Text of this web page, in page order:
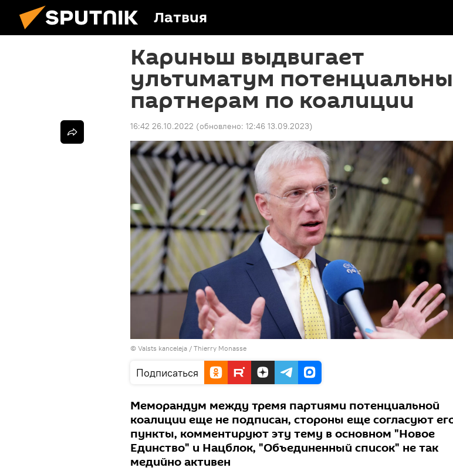
Латвия
Кариньш выдвигает
ультиматум
партнерам по коалиции
16:42 26.10.2022 (обновлено: 12:46 13.09.2023)
© Valsts kanceleja / Thierry Monasse
Подписаться
Меморандум между тремя партиями потенциальной
коалиции еще не подписан, стороны еще согласуют
пункты, комментируют эту тему в основном "Новое
Единство" и Нацблок, "Объединенный список" не так
медийно активен